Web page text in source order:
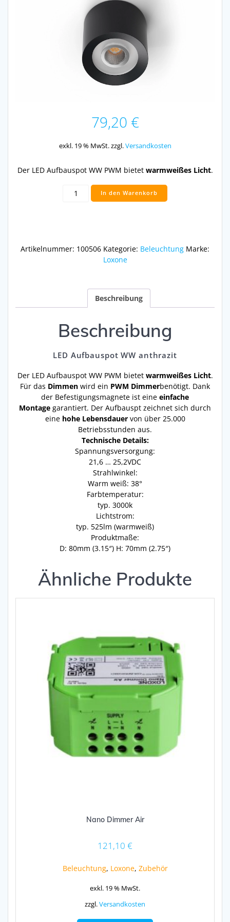
79,20 €
exkl. 19 % MwSt. zzgl.Versandkosten
Der LED Aufbauspot WW PWM bietet warmweißes Licht.
LED
Aufbauspot
In den Warenkorb
Artikelnummer: 100506 Kategorie: Beleuchtung Marke:
Loxone
Beschreibung
Beschreibung
LED Aufbauspot WW anthrazit
Der LED Aufbauspot WW PWM bietet warmweißes Licht.
Für das Dimmen wird ein PWM Dimmerbenötigt. Dank
der Befestigungsmagnete ist eine einfache
Montage garantiert. Der Aufbauspt zeichnet sich durch
eine hohe Lebensdauervon über 25.000
Betriebsstunden aus.
Technische Details:
Spannungsversorgung:
21,6 … 25,2VDC
Strahlwinkel:
Warm weiß: 38°
Farbtemperatur:
typ. 3000k
Lichtstrom:
typ. 525lm (warmweiß)
Produktmaße:
D: 80mm (3.15″) H: 70mm (2.75″)
Ähnliche Produkte
Nano Dimmer Air
121,10 €
Beleuchtung, Loxone, Zubehör
exkl. 19 % MwSt.
zzgl.Versandkosten